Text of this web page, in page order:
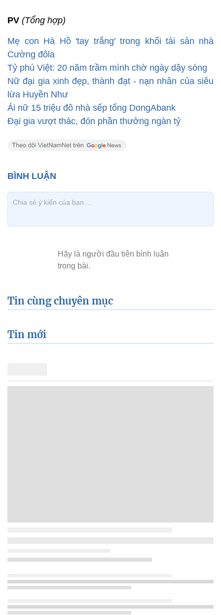
PV (Tổng hợp)
Mẹ con Hà Hồ 'tay trắng' trong khối tài sản nhà
Cường đôla
Tỷ phú Việt: 20 năm trầm mình chờ ngày dậy sóng
Nữ đại gia xinh đẹp, thành đạt - nạn nhân của siêu
lừa Huyền Như
Ái nữ 15 triệu đô nhà sếp tổng DongAbank
Đại gia vượt thác, đón phần thưởng ngàn tỷ
Tin cùng chuyên mục
Tin mới